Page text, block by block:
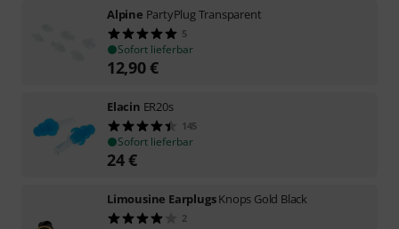
Alpine PartyPlug Transparent
5
Sofort lieferbar
12,90€
Elacin ER20s
145
Sofort lieferbar
24€
Limousine EarplugsKnops Gold Black
2